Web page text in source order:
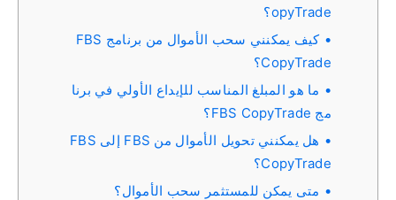
opyTrade؟
كيف يمكنني سحب الأموال من برنامج FBS
CopyTrade؟
ما هو المبلغ المناسب للإيداع الأولي في برنا
مج FBS CopyTrade؟
هل يمكنني تحويل الأموال من FBS إلى FBS
CopyTrade؟
متى يمكن للمستثمر سحب الأموال؟